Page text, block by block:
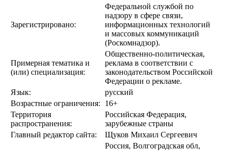
Зарегистрировано:
Федеральной службой по
надзору в сфере связи,
информационных технологий
и массовых коммуникаций
(Роскомнадзор).
Примерная тематика и
(или) специализация:
Общественно-политическая,
реклама в соответствии с
законодательством Российской
Федерации о рекламе.
Язык:
русский
Возрастные ограничения:
16+
Территория
распространения:
Российская Федерация,
зарубежные страны
Главный редактор сайта:
Щуков Михаил Сергеевич
Россия, Волгоградская обл,